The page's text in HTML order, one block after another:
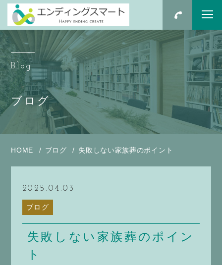
Blog
ブログ
HOME ブログ 失敗しない家族葬のポイント
2025.04.03
ブログ
失敗しない家族葬のポイン
ト